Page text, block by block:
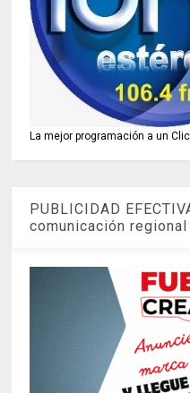
La mejor programación a un Clic
PUBLICIDAD
comunicación